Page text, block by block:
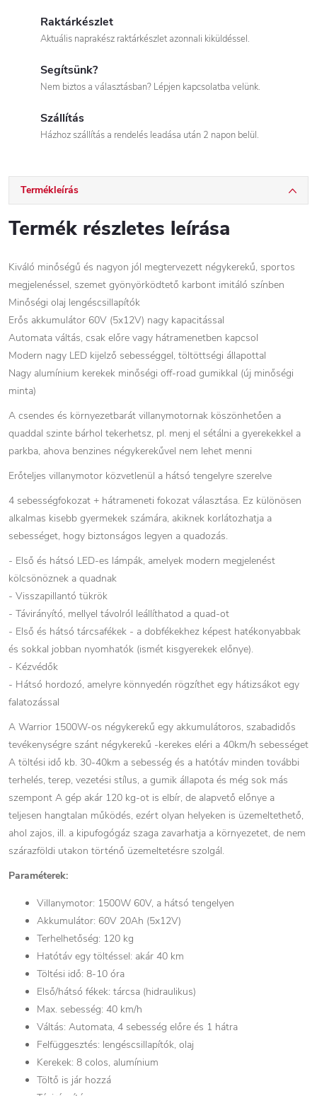
Raktárkészlet
Aktuális naprakész raktárkészlet azonnali kiküldéssel.
Segítsünk?
Nem biztos a választásban? Lépjen kapcsolatba velünk.
Szállítás
Házhoz szállítás a rendelés leadása után 2 napon belül.
Termékleírás
Termék részletes leírása
Kiváló minőségű és nagyon jól megtervezett négykerekű, sportos
megjelenéssel, szemet gyönyörködtető karbont imitáló színben
Minőségi olaj lengéscsillapítók
Erős akkumulátor 60V (5x12V) nagy kapacitással
Automata váltás, csak előre vagy hátramenetben kapcsol
Modern nagy LED kijelző sebességgel, töltöttségi állapottal
Nagy alumínium kerekek minőségi off-road gumikkal (új minőségi
minta)
A csendes és környezetbarát villanymotornak köszönhetően a
quaddal szinte bárhol tekerhetsz, pl. menj el sétálni a gyerekekkel a
parkba, ahova benzines négykerekűvel nem lehet menni
Erőteljes villanymotor közvetlenül a hátsó tengelyre szerelve
4 sebességfokozat + hátrameneti fokozat választása. Ez különösen
alkalmas kisebb gyermekek számára, akiknek korlátozhatja a
sebességet, hogy biztonságos legyen a quadozás.
- Első és hátsó LED-es lámpák, amelyek modern megjelenést
kölcsönöznek a quadnak
- Visszapillantó tükrök
- Távirányító, mellyel távolról leállíthatod a quad-ot
- Első és hátsó tárcsafékek - a dobfékekhez képest hatékonyabbak
és sokkal jobban nyomhatók (ismét kisgyerekek előnye).
- Kézvédők
- Hátsó hordozó, amelyre könnyedén rögzíthet egy hátizsákot egy
falatozással
A Warrior 1500W-os négykerekű egy akkumulátoros, szabadidős
tevékenységre szánt négykerekű -kerekes eléri a 40km/h sebességet
A töltési idő kb. 30-40km a sebesség és a hatótáv minden további
terhelés, terep, vezetési stílus, a gumik állapota és még sok más
szempont A gép akár 120 kg-ot is elbír, de alapvető előnye a
teljesen hangtalan működés, ezért olyan helyeken is üzemeltethető,
ahol zajos, ill. a kipufogógáz szaga zavarhatja a környezetet, de nem
szárazföldi utakon történő üzemeltetésre szolgál.
Paraméterek:
Villanymotor: 1500W 60V, a hátsó tengelyen
Akkumulátor: 60V 20Ah (5x12V)
Terhelhetőség: 120 kg
Hatótáv egy töltéssel: akár 40 km
Töltési idő: 8-10 óra
Első/hátsó fékek: tárcsa (hidraulikus)
Max. sebesség: 40 km/h
Váltás: Automata, 4 sebesség előre és 1 hátra
Felfüggesztés: lengéscsillapítók, olaj
Kerekek: 8 colos, alumínium
Töltő is jár hozzá